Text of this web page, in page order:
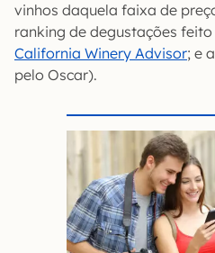
vinhos daquela faixa de
ranking de degustações
California Winery Advisor; e
pelo Oscar).